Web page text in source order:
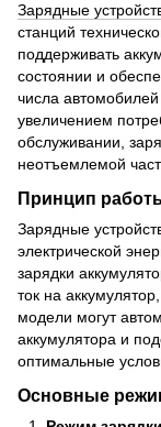
Зарядные
станций
поддерживать
состоянии и
числа
увеличением
обслуживании,
неотъемлемой
Принцип
Зарядные
электрической
зарядки
ток на
модели могут
аккумулятора и
оптимальные
Основные